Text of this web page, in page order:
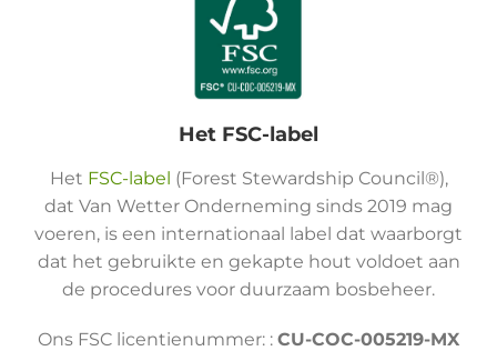
Het FSC-label
Het FSC-label (Forest Stewardship Council®),
dat Van Wetter Onderneming sinds 2019 mag
voeren, is een internationaal label dat waarborgt
dat het gebruikte en gekapte hout voldoet aan
de procedures voor duurzaam bosbeheer.
Ons FSC licentienummer: : CU-COC-005219-MX